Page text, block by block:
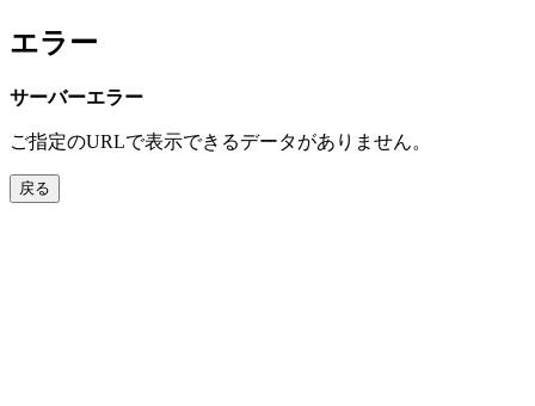
エラー
サーバーエラー
ご指定のURLで表示できるデータがありません。